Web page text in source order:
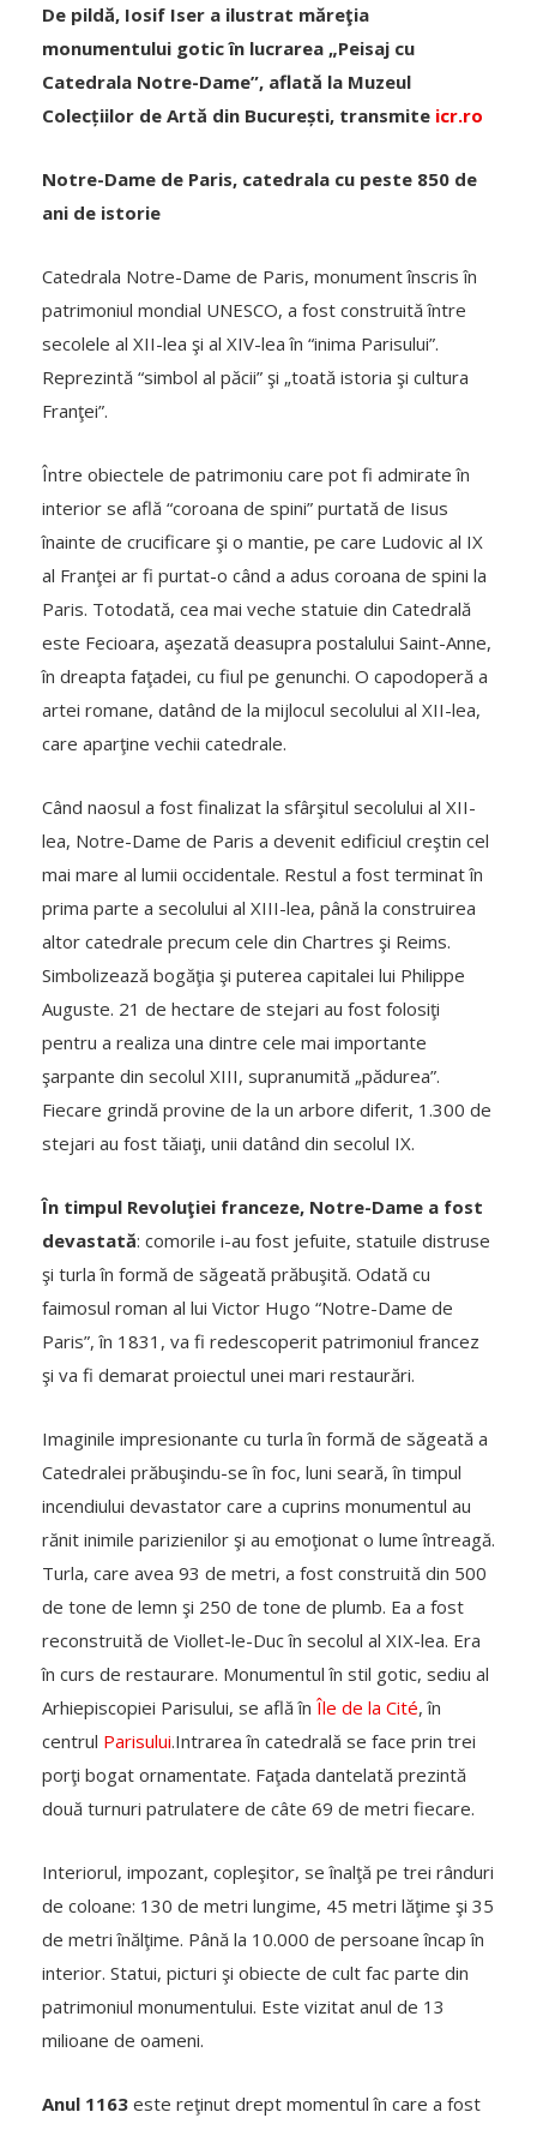
De pildă, Iosif Iser a ilustrat măreţia
monumentului gotic în lucrarea „Peisaj cu
Catedrala Notre-Dame”, aflată la Muzeul
Colecțiilor de Artă din București, transmite icr.ro
Notre-Dame de Paris, catedrala cu peste 850 de
ani de istorie
Catedrala Notre-Dame de Paris, monument înscris în
patrimoniul mondial UNESCO, a fost construită între
secolele al XII-lea şi al XIV-lea în “inima Parisului”.
Reprezintă “simbol al păcii” şi „toată istoria şi cultura
Franţei”.
Între obiectele de patrimoniu care pot fi admirate în
interior se află “coroana de spini” purtată de Iisus
înainte de crucificare şi o mantie, pe care Ludovic al IX
al Franţei ar fi purtat-o când a adus coroana de spini la
Paris. Totodată, cea mai veche statuie din Catedrală
este Fecioara, aşezată deasupra postalului Saint-Anne,
în dreapta faţadei, cu fiul pe genunchi. O capodoperă a
artei romane, datând de la mijlocul secolului al XII-lea,
care aparţine vechii catedrale.
Când naosul a fost finalizat la sfârşitul secolului al XII-
lea, Notre-Dame de Paris a devenit edificiul creştin cel
mai mare al lumii occidentale. Restul a fost terminat în
prima parte a secolului al XIII-lea, până la construirea
altor catedrale precum cele din Chartres şi Reims.
Simbolizează bogăţia şi puterea capitalei lui Philippe
Auguste. 21 de hectare de stejari au fost folosiţi
pentru a realiza una dintre cele mai importante
şarpante din secolul XIII, supranumită „pădurea”.
Fiecare grindă provine de la un arbore diferit, 1.300 de
stejari au fost tăiaţi, unii datând din secolul IX.
În timpul Revoluţiei franceze, Notre-Dame a fost
devastată: comorile i-au fost jefuite, statuile distruse
şi turla în formă de săgeată prăbuşită. Odată cu
faimosul roman al lui Victor Hugo “Notre-Dame de
Paris”, în 1831, va fi redescoperit patrimoniul francez
şi va fi demarat proiectul unei mari restaurări.
Imaginile impresionante cu turla în formă de săgeată a
Catedralei prăbuşindu-se în foc, luni seară, în timpul
incendiului devastator care a cuprins monumentul au
rănit inimile parizienilor şi au emoţionat o lume întreagă.
Turla, care avea 93 de metri, a fost construită din 500
de tone de lemn şi 250 de tone de plumb. Ea a fost
reconstruită de Viollet-le-Duc în secolul al XIX-lea. Era
în curs de restaurare. Monumentul în stil gotic, sediu al
Arhiepiscopiei Parisului, se află în Île de la Cité, în
centrul Parisului.Intrarea în catedrală se face prin trei
porţi bogat ornamentate. Faţada dantelată prezintă
două turnuri patrulatere de câte 69 de metri fiecare.
Interiorul, impozant, copleşitor, se înalţă pe trei rânduri
de coloane: 130 de metri lungime, 45 metri lăţime şi 35
de metri înălţime. Până la 10.000 de persoane încap în
interior. Statui, picturi şi obiecte de cult fac parte din
patrimoniul monumentului. Este vizitat anul de 13
milioane de oameni.
Anul 1163 este reţinut drept momentul în care a fost